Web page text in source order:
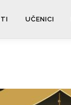
UČENICI